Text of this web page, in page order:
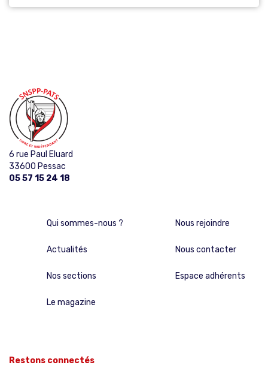
6 rue Paul Eluard
33600 Pessac
05 57 15 24 18
Qui sommes-nous ?
Actualités
Nos sections
Le magazine
Nous rejoindre
Nous contacter
Espace adhérents
Restons connectés